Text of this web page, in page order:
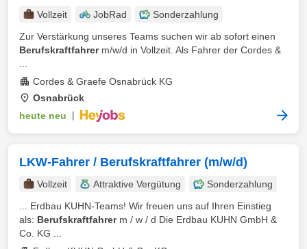
Vollzeit JobRad
Sonderzahlung
Zur Verstärkung unseres Teams suchen wir ab sofort einen
Berufskraftfahrerm/w/d in Vollzeit. Als Fahrer der Cordes &
Cordes & Graefe Osnabrück KG
Osnabrück
heute neu
LKW-Fahrer / Berufskraftfahrer (m/w/d)
Vollzeit Attraktive Vergütung
Sonderzahlung
... Erdbau KUHN-Teams! Wir freuen uns auf Ihren Einstieg
als: Berufskraftfahrerm / w / d Die Erdbau KUHN GmbH &
Co. KG ...